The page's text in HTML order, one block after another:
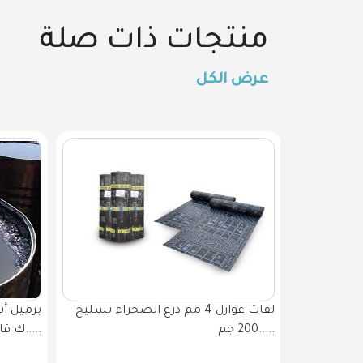
منتجات ذات صلة
عرض الكل
ك قائ.....
لفات عوازل 4 مم درع الصحراء تسليح
200 جم.....